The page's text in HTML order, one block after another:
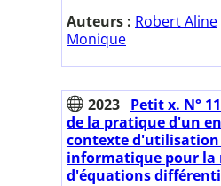
Auteurs : Robert Aline
Monique
2023 Petit x. N°
de la pratique d'un
contexte
informatique pour la
d'équations